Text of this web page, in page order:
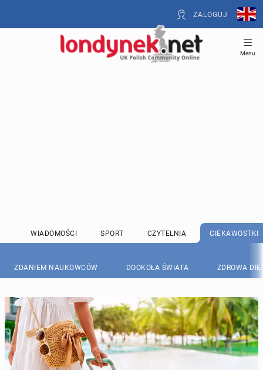
ZALOGUJ
Menu
WIADOMOŚCI SPORT CZYTELNIA CIEKAWOSTKI
ZDANIEM NAUKOWCÓW DOOKOŁA ŚWIATA ZDROWA